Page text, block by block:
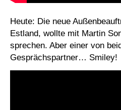
Heute: Die neue
Estland, wollte mit Martin
sprechen. Aber einer von
Gesprächspartner… Smiley!